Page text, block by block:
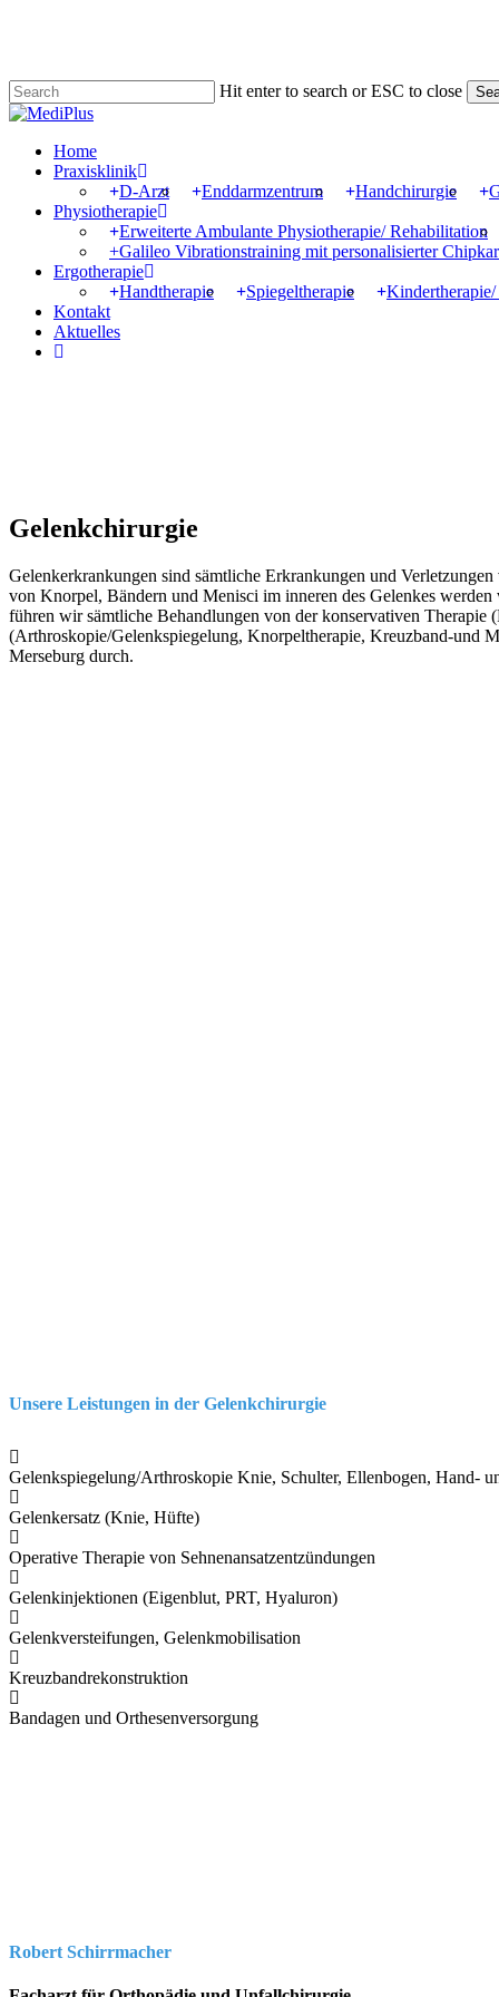
content
Hit enter to search or ESC to close
Close
Menu
Home
Praxisklinik
D-Arzt
Enddarmzentrum Handchirurgie
Physiotherapie
Erweiterte Ambulante Physiotherapie/ Rehabilitation
+Galileo Vibrationstraining mit personalisierter
Ergotherapie
Handtherapie
Spiegeltherapie
Kontakt
Aktuelles
instagram
Gelenkchirurgie
Gelenkerkrankungen sind sämtliche Erkrankungen und
von Knorpel, Bändern und Menisci im inneren des Gelenkes
führen wir sämtliche Behandlungen von der konservativen Therapie
(Arthroskopie/Gelenkspiegelung, Knorpeltherapie, Kreuzband-und
Merseburg durch.
Unsere Leistungen in der Gelenkchirurgie
Gelenkspiegelung/Arthroskopie Knie, Schulter, Ellenbogen, Hand-
Gelenkersatz (Knie, Hüfte)
Operative Therapie von Sehnenansatzentzündungen
Gelenkinjektionen (Eigenblut, PRT, Hyaluron)
Gelenkversteifungen, Gelenkmobilisation
Kreuzbandrekonstruktion
Bandagen und Orthesenversorgung
Robert Schirrmacher